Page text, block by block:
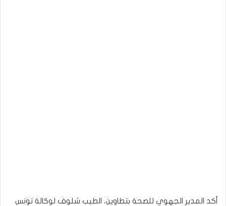
أكد المدير الجهوي للصحة بتطاوين، الطيب شلوف لوكالة تونس